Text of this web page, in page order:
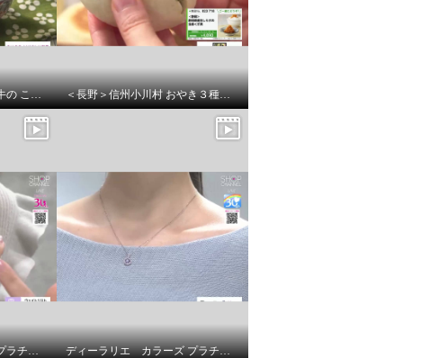
お肉たっぷり 国産黒毛和牛の こだわり牛丼 ＜長野＞信州小川村 おやき３種セット （野沢菜、あずき、なす）
ディーラリエ カラーズ プラチナ９５０ タンザナイト＆ ダイヤモンド ディーエラスティック リング／ペンダントトップ ディーラリエ カラーズ プラチナ９５０ タンザナイト＆ ダイヤモンド 取り巻きペンダントトップ